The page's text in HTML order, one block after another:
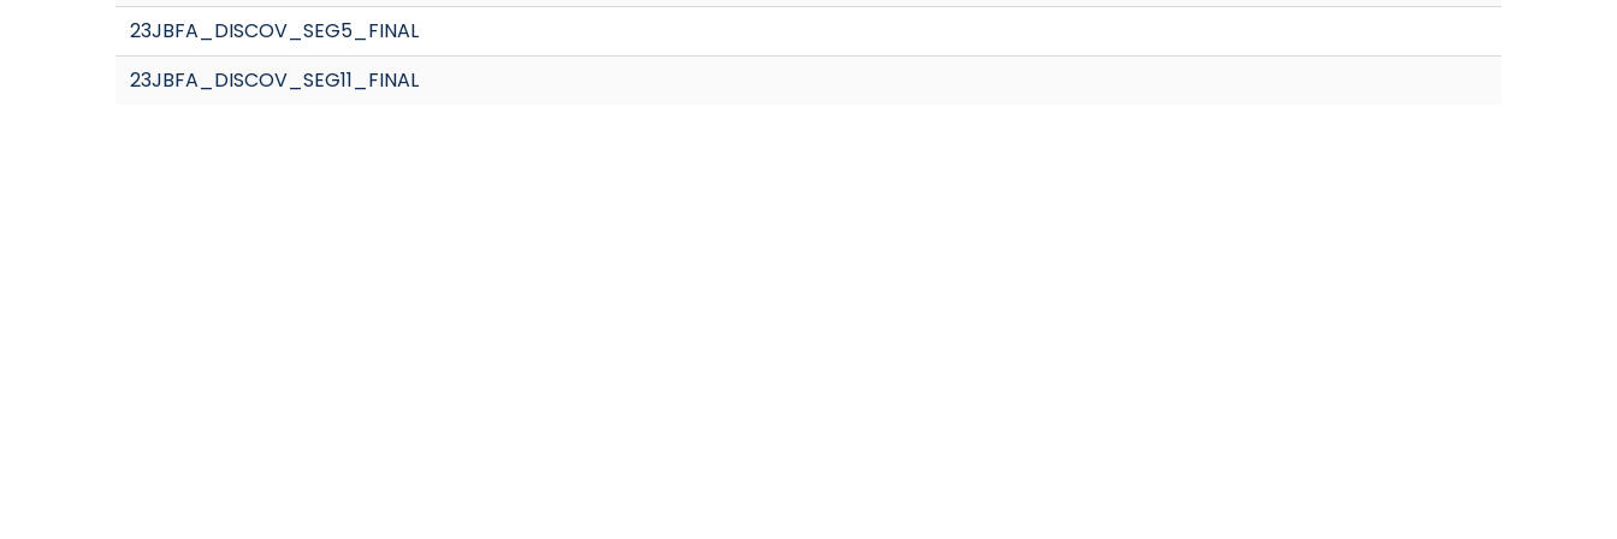
23JBFA_DISCOV_SEG5_FINAL
23JBFA_DISCOV_SEG11_FINAL